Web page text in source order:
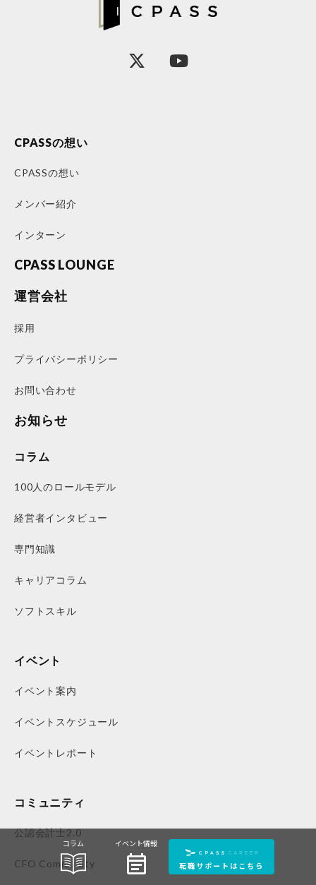
コラム イベント情報
event_note 転職サポートはこちら
CPASSの想い
CPASSの想い
メンバー紹介
インターン
CPASS LOUNGE
運営会社
採用
プライバシーポリシー
お問い合わせ
お知らせ
コラム
100人のロールモデル
経営者インタビュー
専門知識
キャリアコラム
ソフトスキル
イベント
イベント案内
イベントスケジュール
イベントレポート
コミュニティ
公認会計士2.0
CFO Community